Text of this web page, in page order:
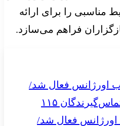
مناسبی را برای ارائه
فراهم می‌سازد.
فعال شد/